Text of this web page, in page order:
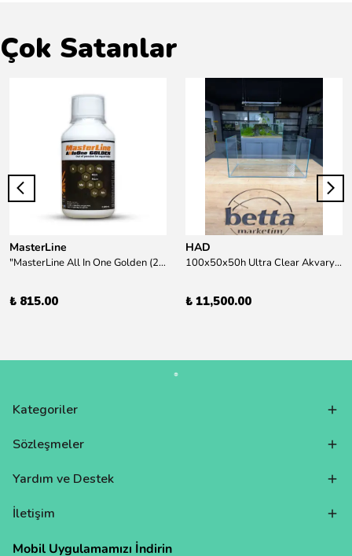
Çok Satanlar
MasterLine
"MasterLine All In One Golden (200 ml) Daha yüksek zorluk derecesine sahip bitkiler için Özel formül Tam Besin "
₺ 815.00
HAD
100x50x50h Ultra Clear Akvaryum 10mm 90derece Birleşim /Sadece Otobüs Kargosu ile Gönderim Yapılır !
₺ 11,500.00
Kategoriler
Sözleşmeler
Yardım ve Destek
İletişim
Mobil Uygulamamızı İndirin